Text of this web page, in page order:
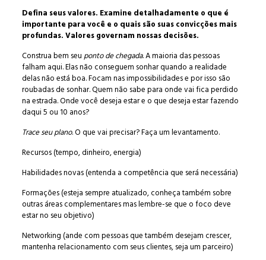
Defina seus valores. Examine detalhadamente o que é
importante para você e o quais são suas convicções mais
profundas. Valores governam nossas decisões.
Construa bem seuponto de chegada. A maioria das pessoas
falham aqui. Elas não conseguem sonhar quando a realidade
delas não está boa. Focam nas impossibilidades e por isso são
roubadas de sonhar. Quem não sabe para onde vai fica perdido
na estrada. Onde você deseja estar e o que deseja estar fazendo
daqui 5 ou 10 anos?
Trace seu plano. O que vai precisar? Faça um levantamento.
Recursos (tempo, dinheiro, energia)
Habilidades novas (entenda a competência que será necessária)
Formações (esteja sempre atualizado, conheça também sobre
outras áreas complementares mas lembre-se que o foco deve
estar no seu objetivo)
Networking (ande com pessoas que também desejam crescer,
mantenha relacionamento com seus clientes, seja um parceiro)